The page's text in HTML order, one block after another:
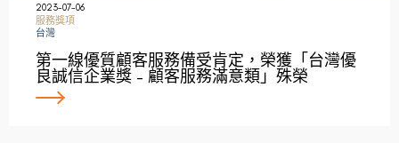
2023-07-06
服務獎項
台灣
第一線優質顧客服務備受肯定，榮獲「台灣優
良誠信企業獎 – 顧客服務滿意類」殊榮